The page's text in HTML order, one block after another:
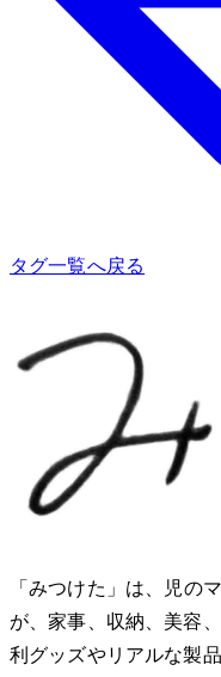
タグ一覧へ戻る
「みつけた」は、2児の
が、家事、収納、美容
利グッズやリアルな製